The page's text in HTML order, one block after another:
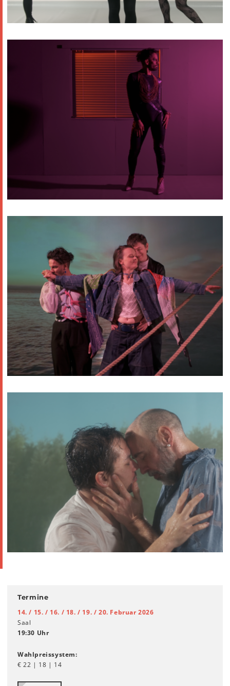
Termine
14. / 15. / 16. / 18. / 19. / 20. Februar 2026
Saal
19:30 Uhr
Wahlpreissystem:
€ 22 | 18 | 14